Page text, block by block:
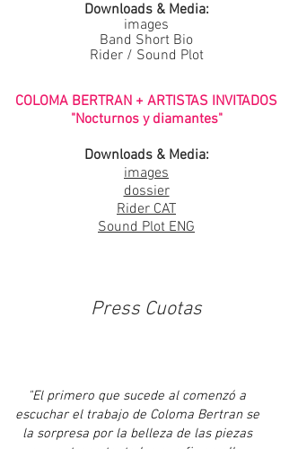
Downloads & Media:
images
Band Short Bio
Rider / Sound Plot
COLOMA BERTRAN + ARTISTAS INVITADOS
"Nocturnos y diamantes"
Downloads & Media:
images
dossier
Rider CAT
Sound Plot ENG
Press Cuotas
"El primero que sucede al comenzó a
escuchar el trabajo de Coloma Bertran se
la sorpresa por la belleza de las piezas